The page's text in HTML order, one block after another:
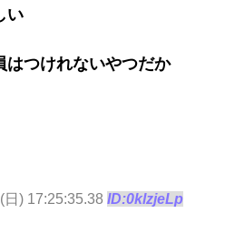
い
はつけれないやつだか
日) 17:25:35.38 ID:0klzjeLp